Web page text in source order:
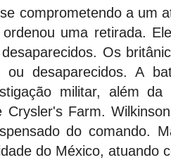
comprometendo a um
ordenou uma retirada.
Os
ou desaparecidos. A
militar, além
Crysler's Farm.
do comando.
do México, atuando